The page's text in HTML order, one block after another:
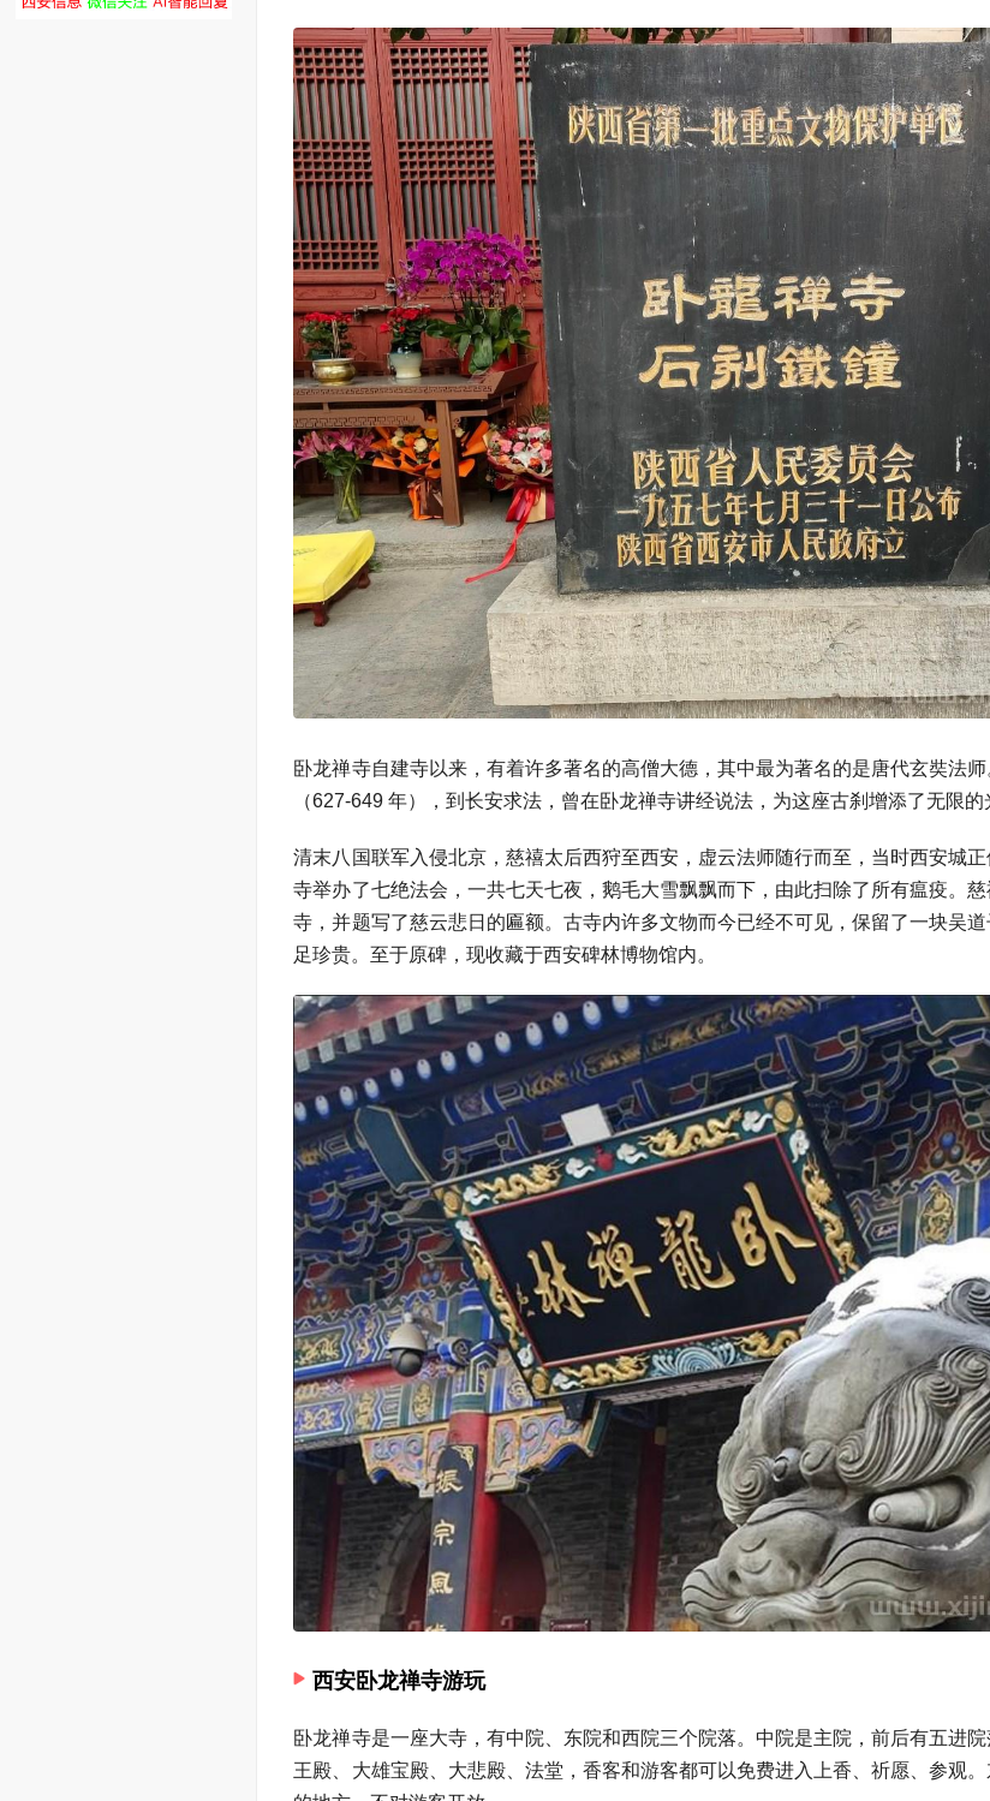
卧龙禅寺自建寺以来，有着许多著名的高僧大德，其中最为著名的是唐代玄奘法
（627-649 年），到长安求法，曾在卧龙禅寺讲经说法，为这座古刹增添了无限的
清末八国联军入侵北京，慈禧太后西狩至西安，虚云法师随行而至，当时西安城
寺举办了七绝法会，一共七天七夜，鹅毛大雪飘飘而下，由此扫除了所有瘟疫。
寺，并题写了慈云悲日的匾额。古寺内许多文物而今已经不可见，保留了一块吴
足珍贵。至于原碑，现收藏于西安碑林博物馆内。
西安卧龙禅寺游玩
卧龙禅寺是一座大寺，有中院、东院和西院三个院落。中院是主院，前后有五进
王殿、大雄宝殿、大悲殿、法堂，香客和游客都可以免费进入上香、祈愿、参观